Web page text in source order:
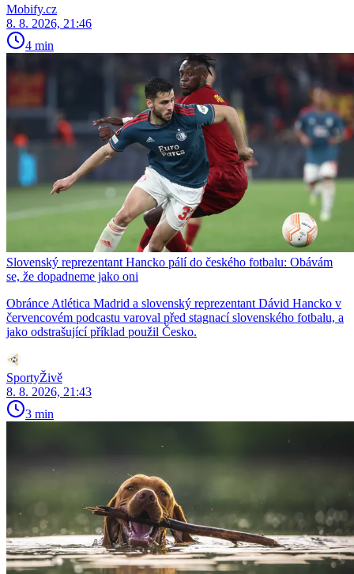
Mobify.cz
8. 8. 2026, 21:46
4 min
Slovenský reprezentant Hancko pálí do českého fotbalu: Obávám
se, že dopadneme jako oni
Obránce Atlética Madrid a slovenský reprezentant Dávid Hancko v
červencovém podcastu varoval před stagnací slovenského fotbalu, a
jako odstrašující příklad použil Česko.
SportyŽivě
8. 8. 2026, 21:43
3 min